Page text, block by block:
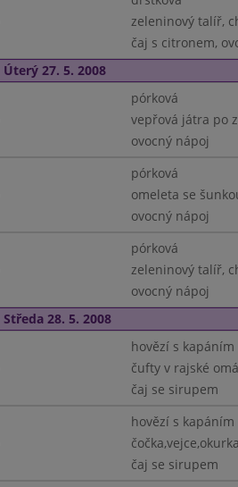
zeleninový talíř,
čaj s citronem,
Úterý 27. 5. 2008
pórková
vepřová játra po
ovocný nápoj
pórková
omeleta se
ovocný nápoj
pórková
zeleninový talíř,
ovocný nápoj
Středa 28. 5. 2008
hovězí s kapáním
čufty v rajské
čaj se sirupem
hovězí s kapáním
čaj se sirupem